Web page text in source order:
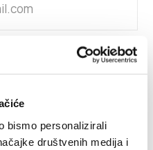
bismo personalizirali
društvenih medija i
Kaštel Sućurac